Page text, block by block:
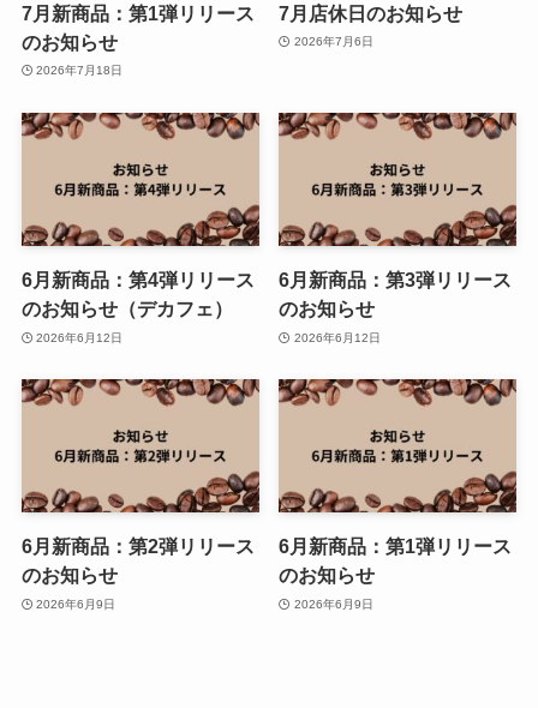
7月新商品：第1弾リリース
のお知らせ
2026年7月18日
7月店休日のお知らせ
2026年7月6日
6月新商品：第4弾リリース
のお知らせ（デカフェ）
2026年6月12日
6月新商品：第3弾リリース
のお知らせ
2026年6月12日
6月新商品：第2弾リリース
のお知らせ
2026年6月9日
6月新商品：第1弾リリース
のお知らせ
2026年6月9日